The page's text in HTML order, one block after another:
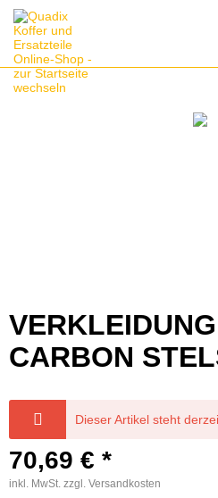
CARBON
Dieser Artikel steht
70,69 € *
inkl. MwSt. zzgl. Versandkosten